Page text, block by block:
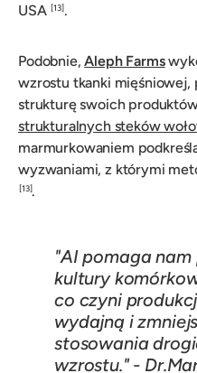
USA [13].
Podobnie,Aleph Farms
wzrostu tkanki mięśniowej,
strukturę swoich
strukturalnych steków
marmurkowaniem
wyzwaniami, z którymi
[13].
"AI pomaga
kultury
co czyni
wydajną i
stosowania
wzrostu." -